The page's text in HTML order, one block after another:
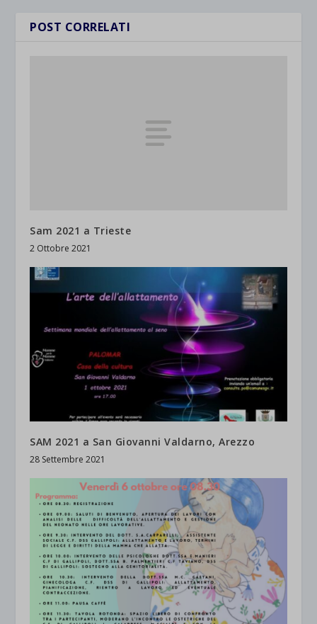
POST CORRELATI
Sam 2021 a Trieste
2 Ottobre 2021
SAM 2021 a San Giovanni Valdarno, Arezzo
28 Settembre 2021